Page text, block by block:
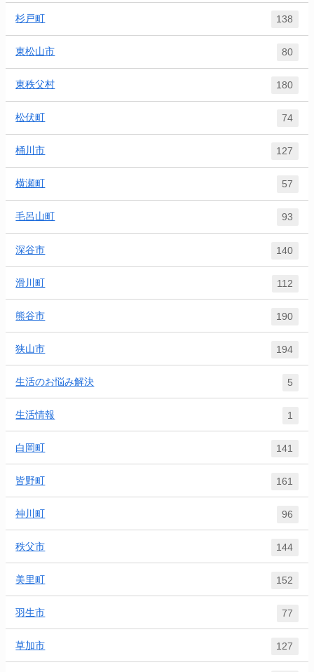
杉戸町 138
東松山市 80
東秩父村 180
松伏町 74
桶川市 127
横瀬町 57
毛呂山町 93
深谷市 140
滑川町 112
熊谷市 190
狭山市 194
生活のお悩み解決 5
生活情報 1
白岡町 141
皆野町 161
神川町 96
秩父市 144
美里町 152
羽生市 77
草加市 127